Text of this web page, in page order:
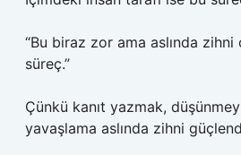
“Bu biraz zor ama aslında zihni
süreç.”
Çünkü kanıt yazmak,
yavaşlama aslında zihni